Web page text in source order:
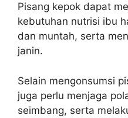
Pisang kepok dapat
kebutuhan nutrisi ibu
dan muntah, serta
janin.
Selain mengonsumsi
juga perlu menjaga
seimbang, serta